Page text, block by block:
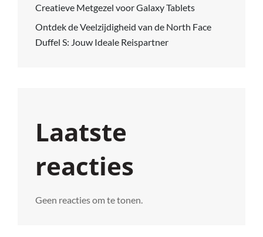
Creatieve Metgezel voor Galaxy Tablets
Ontdek de Veelzijdigheid van de North Face
Duffel S: Jouw Ideale Reispartner
Laatste
reacties
Geen reacties om te tonen.